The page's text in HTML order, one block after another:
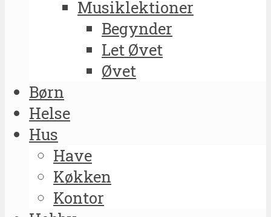
Musiklektioner
Begynder
Let Øvet
Øvet
Børn
Helse
Hus
Have
Køkken
Kontor